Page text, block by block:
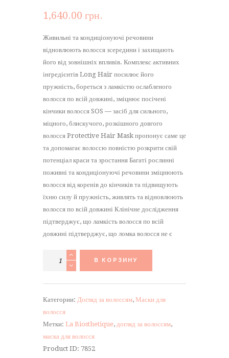
1,640.00 грн.
Живильні та кондиціонуючі речовини
відновлюють волосся зсередини і захищають
його від зовнішніх впливів. Комплекс активних
інгредієнтів Long Hair посилює його
пружність, бореться з ламкістю ослабленого
волосся по всій довжині, зміцнює посічені
кінчики волосся SOS — засіб для сильного,
міцного, блискучого, розкішного довгого
волосся Protective Hair Mask пропонує саме це
та допомагає волоссю повністю розкрити свій
потенціал краси та зростання Багаті рослинні
поживні та кондиціонуючі речовини зміцнюють
волосся від коренів до кінчиків та підвищують
їхню силу й пружність, живлять та відновлюють
волосся по всій довжині Клінічне дослідження
підтверджує, що ламкість волосся по всій
довжині підтверджує, що ломка волосся не є
Количество
маска
La
Biosthetique
Long
Hair
В КОРЗИНУ
Категории: Догляд за волоссям, Маски для
волосся
Метки: La Biosthetique, догляд за волоссям,
маска для волосся
Product ID: 7852